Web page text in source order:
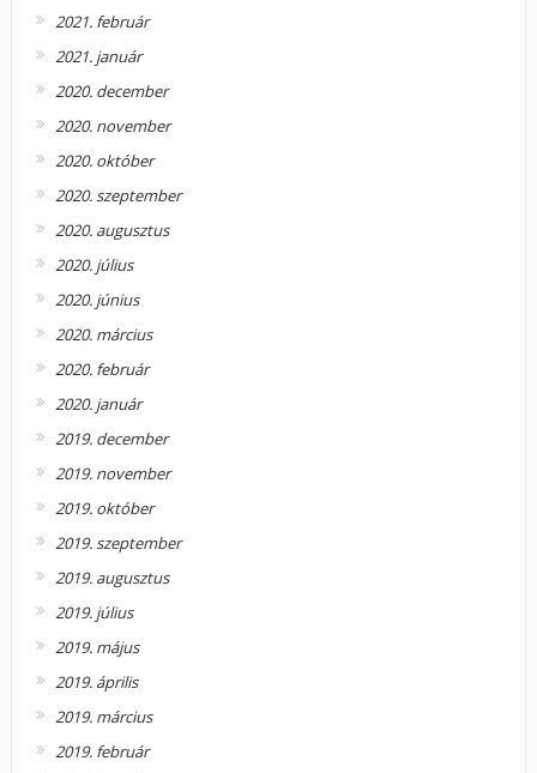
2021. február
2021. január
2020. december
2020. november
2020. október
2020. szeptember
2020. augusztus
2020. július
2020. június
2020. március
2020. február
2020. január
2019. december
2019. november
2019. október
2019. szeptember
2019. augusztus
2019. július
2019. május
2019. április
2019. március
2019. február